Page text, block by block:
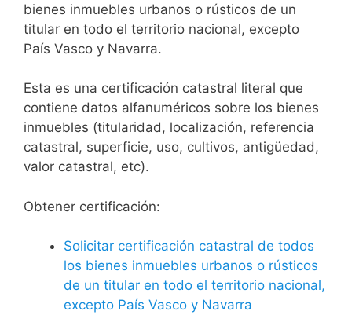
bienes inmuebles urbanos o rústicos de un
titular en todo el territorio nacional, excepto
País Vasco y Navarra.
Esta es una certificación catastral literal que
contiene datos alfanuméricos sobre los bienes
inmuebles (titularidad, localización, referencia
catastral, superficie, uso, cultivos, antigüedad,
valor catastral, etc).
Obtener certificación:
Solicitar certificación catastral de todos
los bienes inmuebles urbanos o rústicos
de un titular en todo el territorio nacional,
excepto País Vasco y Navarra